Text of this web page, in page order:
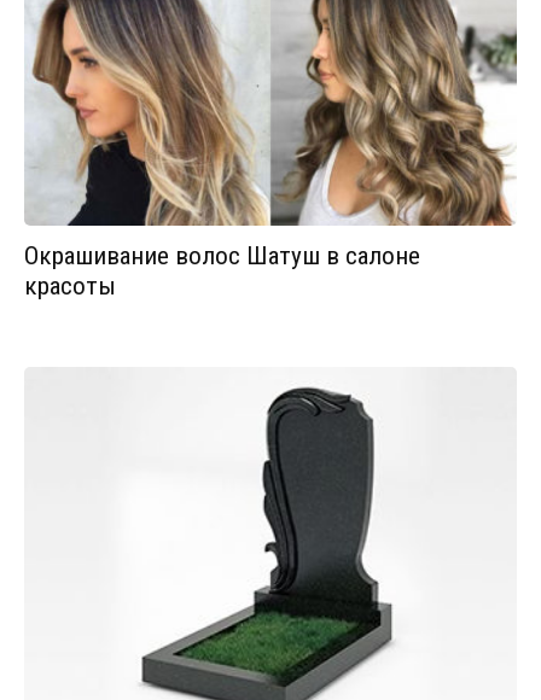
Окрашивание волос Шатуш в салоне
красоты